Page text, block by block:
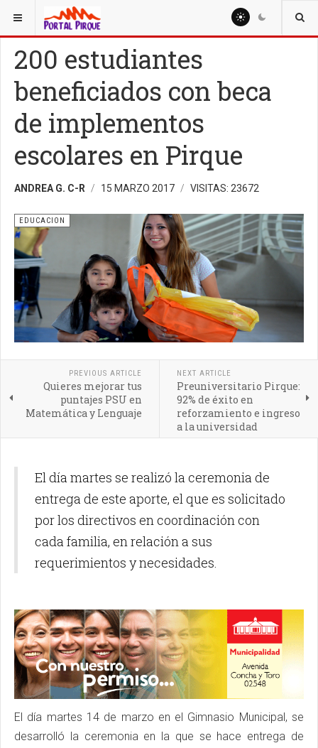
ESTÁ AQUÍ: EDUCACION
200 estudiantes
beneficiados con beca
de implementos
escolares en Pirque
ANDREA G. C-R 15 MARZO 2017 VISITAS: 23672
EDUCACION
PREVIOUS ARTICLE
Quieres mejorar tus
puntajes PSU en
Matemática y Lenguaje
NEXT ARTICLE
Preuniversitario Pirque:
92% de éxito en
reforzamiento e ingreso
a la universidad
El día martes se realizó la ceremonia de
entrega de este aporte, el que es solicitado
por los directivos en coordinación con
cada familia, en relación a sus
requerimientos y necesidades.
El día martes 14 de marzo en el Gimnasio Municipal, se
desarrolló la ceremonia en la que se hace entrega de